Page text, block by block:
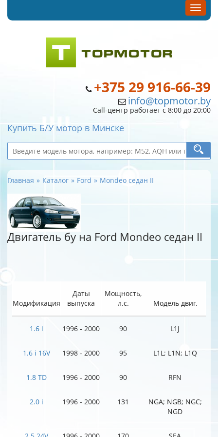
+375 29 916-66-39
info@topmotor.by
Call-центр работает с 8:00 до 20:00
Купить Б/У мотор в Минске
Главная Каталог Ford Mondeo седан II
Двигатель бу на Ford Mondeo седан II
Модификация
Даты
выпуска
Мощность,
л.с.
Модель двиг.
1.6 i 1996 - 2000 90 L1J
1.6 i 16V 1998 - 2000 95 L1L; L1N; L1Q
1.8 TD 1996 - 2000 90 RFN
2.0 i 1996 - 2000 131
NGA; NGB; NGC;
NGD